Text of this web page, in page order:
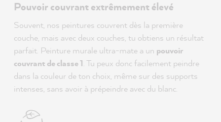
Pouvoir couvrant extrêmement élevé
Souvent, nos peintures couvrent dès la première
couche, mais avec deux couches, tu obtiens un résultat
parfait. Peinture murale ultra-mate a un pouvoir
couvrant de classe 1. Tu peux donc facilement peindre
dans la couleur de ton choix, même sur des supports
intenses, sans avoir à prépeindre avec du blanc.